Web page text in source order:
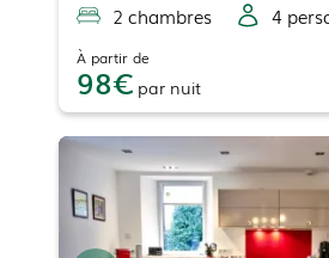
2 chambres 4
À partir de
98 par nuit